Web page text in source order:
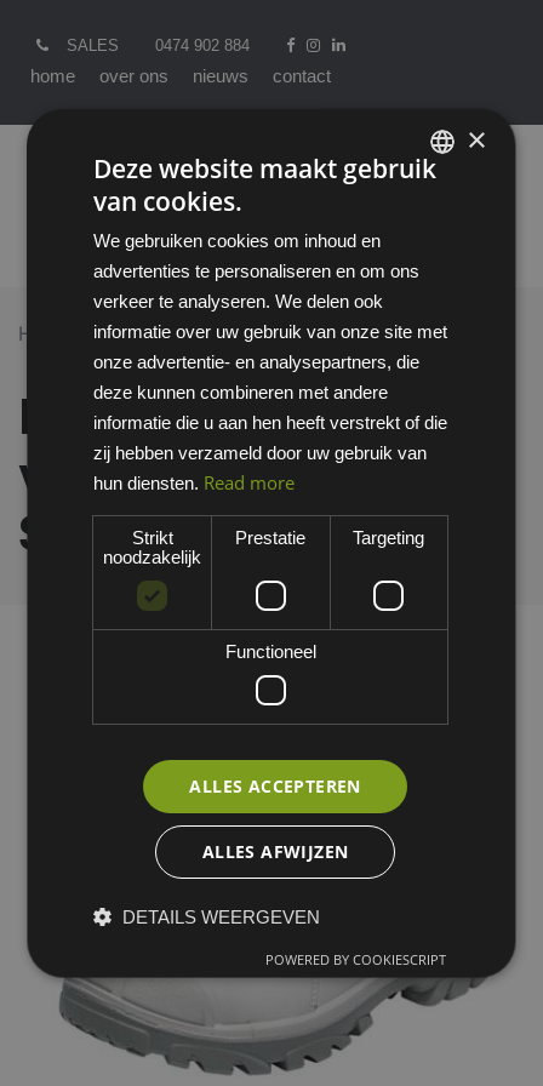
SALES 0474 902 884
home over ons nieuws contact
Home >All Products
Emma Vera veiligheidsinstapper S2 - X
Emma Vera
veiligheidsinstapper
S2 - X
×
Deze website maakt gebruik
van cookies.
We gebruiken cookies om inhoud en
advertenties te personaliseren en om ons
verkeer te analyseren. We delen ook
informatie over uw gebruik van onze site met
onze advertentie- en analysepartners, die
deze kunnen combineren met andere
informatie die u aan hen heeft verstrekt of die
zij hebben verzameld door uw gebruik van
hun diensten. Read more
Strikt
noodzakelijk
Prestatie Targeting
Functioneel
ALLES ACCEPTEREN
ALLES AFWIJZEN
DETAILS WEERGEVEN
POWERED BY COOKIESCRIPT